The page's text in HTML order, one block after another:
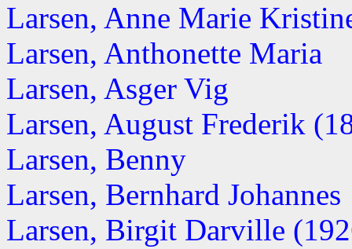
Larsen, Anne Marie
Larsen, Anthonette Maria
Larsen, Asger Vig
Larsen, August Frederik
Larsen, Benny
Larsen, Bernhard Johannes
Larsen, Birgit Darville